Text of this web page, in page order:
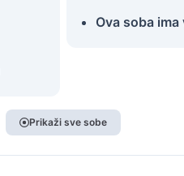
Ova soba
Prikaži sve sobe